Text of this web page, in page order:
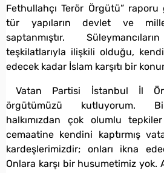
Fethullahçı Terör Örgütü”
tür yapıların devlet ve
saptanmıştır.
teşkilatlarıyla ilişkili olduğu,
edecek kadar İslam karşıtı bir
Vatan Partisi İstanbul İl
örgütümüzü kutluyorum.
halkımızdan çok olumlu
cemaatine kendini kaptırmış
kardeşlerimizdir; onları ikna
Onlara karşı bir husumetimiz yok.